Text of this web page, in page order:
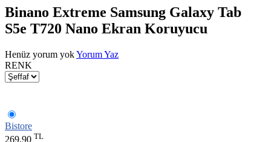
Binano Extreme Samsung Galaxy Tab
S5e T720 Nano Ekran Koruyucu
Henüz yorum yokYorum Yaz
RENK
Bistore
269,90 TL